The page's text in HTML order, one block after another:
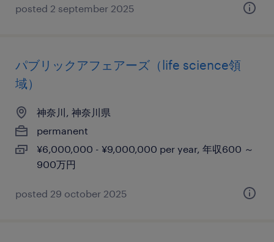
posted 2 september 2025
パブリックアフェアーズ（life science領
域）
神奈川, 神奈川県
permanent
¥6,000,000 - ¥9,000,000 per year, 年収600 ～
900万円
posted 29 october 2025